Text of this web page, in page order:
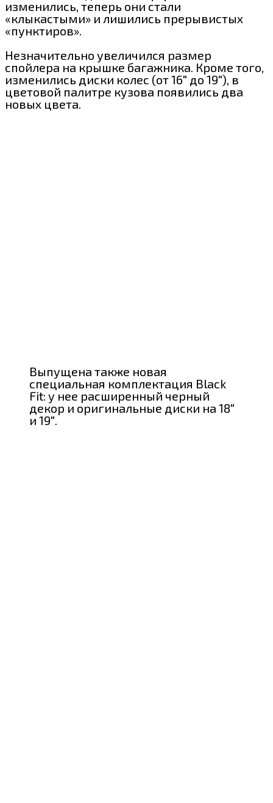
изменились, теперь они стали
«клыкастыми» и лишились прерывистых
«пунктиров».
Незначительно увеличился размер
спойлера на крышке багажника. Кроме того,
изменились диски колес (от 16″ до 19″), в
цветовой палитре кузова появились два
новых цвета.
Выпущена также новая
специальная комплектация Black
Fit: у нее расширенный черный
декор и оригинальные диски на 18″
и 19″.